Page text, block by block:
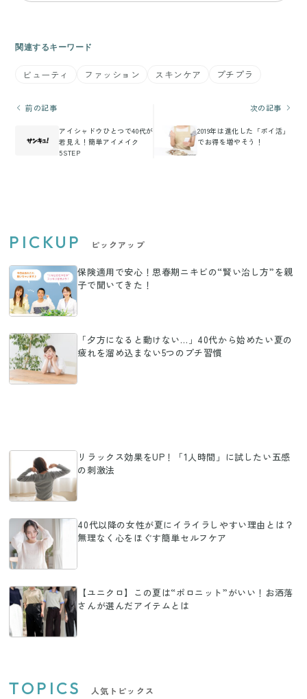
関連するキーワード
ビューティ ファッション スキンケア プチプラ
前の記事
アイシャドウひとつで40代が
若見え！簡単アイメイク
5STEP
次の記事
2019年は進化した「ポイ活」
でお得を増やそう！
PICKUP ピックアップ
保険適用で安心！思春期ニキビの“賢い治し方”を親
子で聞いてきた！
「夕方になると動けない…」40代から始めたい夏の
疲れを溜め込まない5つのプチ習慣
リラックス効果をUP！「1人時間」に試したい五感
の刺激法
40代以降の女性が夏にイライラしやすい理由とは？
無理なく心をほぐす簡単セルフケア
【ユニクロ】この夏は“ポロニット”がいい！お洒落
さんが選んだアイテムとは
TOPICS 人気トピックス